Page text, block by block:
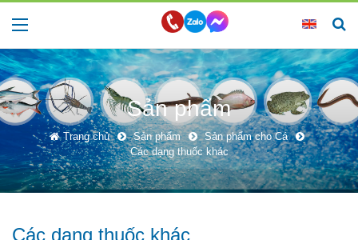
Sản phẩm
Trang chủ Sản phẩm
Sản phẩm cho Cá
Các dạng thuốc khác
Các dạng thuốc khác